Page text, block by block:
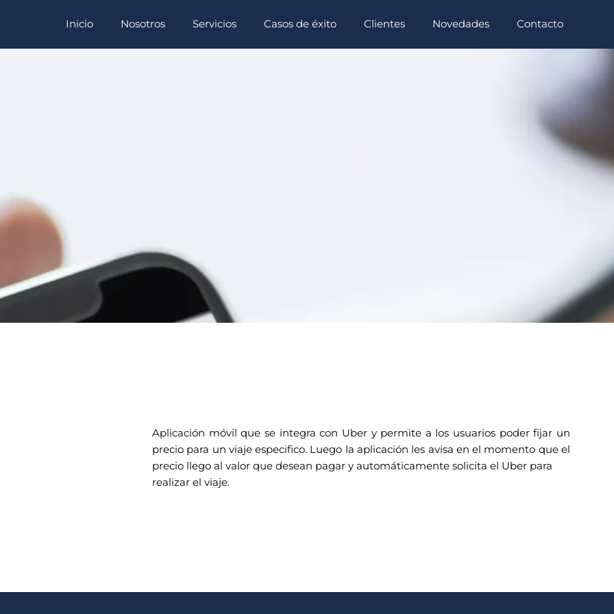
Inicio Nosotros Servicios Casos de éxito Clientes Novedades Contacto
Aplicación móvil que se integra con Uber y permite a los usuarios poder fijar un
precio para un viaje especifico. Luego la aplicación les avisa en el momento que el
precio llego al valor que desean pagar y automáticamente solicita el Uber para
realizar el viaje.